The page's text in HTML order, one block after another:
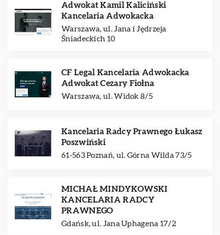
Adwokat Kamil Kaliciński
Kancelaria Adwokacka
Warszawa, ul. Jana i Jędrzeja
Śniadeckich 10
CF Legal Kancelaria Adwokacka
Adwokat Cezary Fiołna
Warszawa, ul. Widok 8/5
Kancelaria Radcy Prawnego Łukasz
Poszwiński
61-563 Poznań, ul. Górna Wilda 73/5
MICHAŁ MINDYKOWSKI
KANCELARIA RADCY
PRAWNEGO
Gdańsk, ul. Jana Uphagena 17/2